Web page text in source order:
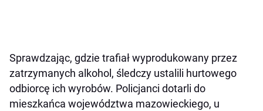
Sprawdzając, gdzie trafiał wyprodukowany przez
zatrzymanych alkohol, śledczy ustalili hurtowego
odbiorcę ich wyrobów. Policjanci dotarli do
mieszkańca województwa mazowieckiego, u